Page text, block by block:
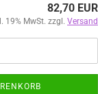
82,70 EUR
19% MwSt. zzgl. Versand